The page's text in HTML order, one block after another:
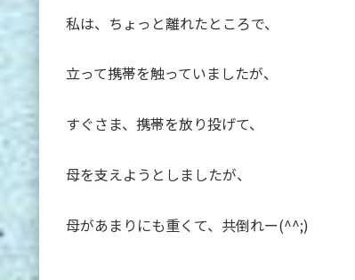
私は、ちょっと離れたところで、
立って携帯を触っていましたが、
すぐさま、携帯を放り投げて、
母を支えようとしましたが、
母があまりにも重くて、共倒れー(^^;)